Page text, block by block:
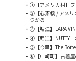
①【アメリカ村】フ
②【心斎橋 / アメリ
つかる
③【堀江】LARA
④【堀江】NUTTY
⑤【今里】The
⑥【中崎町】古着屋